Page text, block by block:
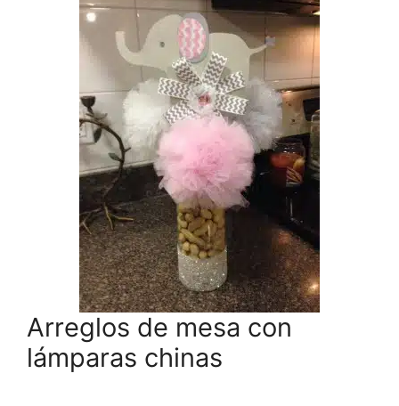
Arreglos de mesa con
lámparas chinas